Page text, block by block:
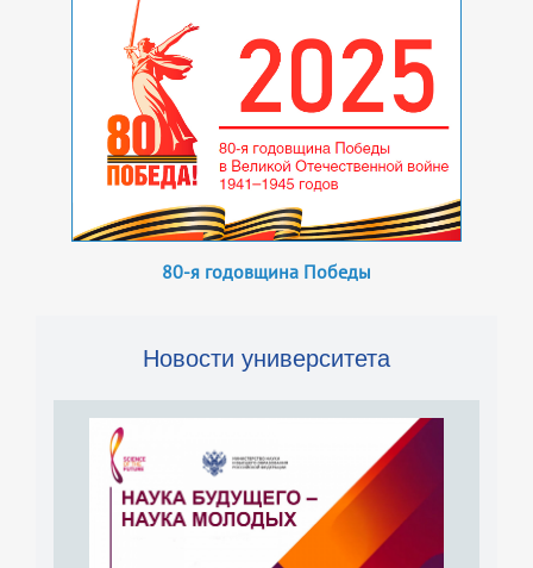
80-я годовщина Победы
Новости университета